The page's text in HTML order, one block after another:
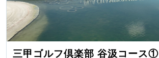
三甲ゴルフ倶楽部 谷汲コース①